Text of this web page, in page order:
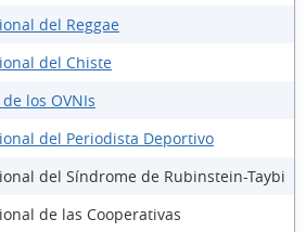
del Reggae
del Chiste
los OVNIs
del Periodista Deportivo
del Síndrome de Rubinstein-Taybi
de las Cooperativas